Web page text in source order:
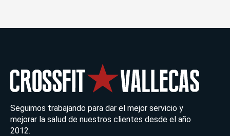
Seguimos trabajando para dar el mejor servicio y
mejorar la salud de nuestros clientes desde el año
2012.